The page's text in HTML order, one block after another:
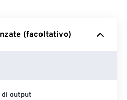
Drive
(facoltativo)
di output